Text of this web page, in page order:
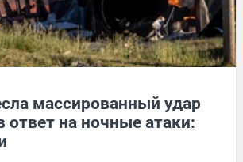
массированный удар
ответ на ночные атаки: